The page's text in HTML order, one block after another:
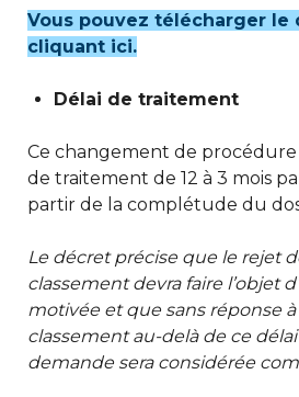
Vous pouvez télécharger le
cliquant ici.
Délai de traitement
Ce changement de procédure
de traitement de 12 à 3 mois
partir de la complétude du
Le décret précise que le rejet
classement devra faire l’objet
motivée et que sans réponse
classement au-delà de ce
demande sera considérée